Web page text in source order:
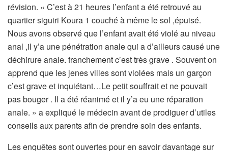
révision. « C’est à 21 heures l’enfant a été retrouvé au
quartier siguiri Koura 1 couché à même le sol ,épuisé.
Nous avons observé que l’enfant avait été violé au niveau
anal ,il y’a une pénétration anale qui a d’ailleurs causé une
déchirure anale. franchement c’est très grave . Souvent on
apprend que les jenes villes sont violées mais un garçon
c’est grave et inquiétant…Le petit souffrait et ne pouvait
pas bouger . Il a été réanimé et il y’a eu une réparation
anale. » a expliqué le médecin avant de prodiguer d’utiles
conseils aux parents afin de prendre soin des enfants.
Les enquêtes sont ouvertes pour en savoir davantage sur